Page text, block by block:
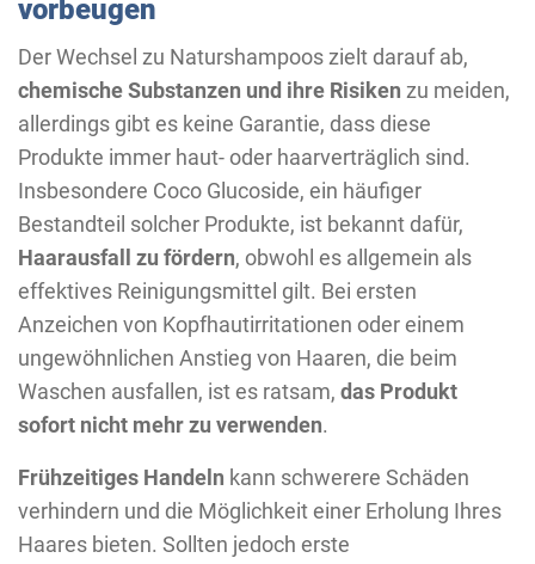
vorbeugen
Der Wechsel zu Naturshampoos zielt darauf ab,
chemische Substanzen und ihre Risiken zu meiden,
allerdings gibt es keine Garantie, dass diese
Produkte immer haut- oder haarverträglich sind.
Insbesondere Coco Glucoside, ein häufiger
Bestandteil solcher Produkte, ist bekannt dafür,
Haarausfall zu fördern, obwohl es allgemein als
effektives Reinigungsmittel gilt. Bei ersten
Anzeichen von Kopfhautirritationen oder einem
ungewöhnlichen Anstieg von Haaren, die beim
Waschen ausfallen, ist es ratsam, das Produkt
sofort nicht mehr zu verwenden.
Frühzeitiges Handeln kann schwerere Schäden
verhindern und die Möglichkeit einer Erholung Ihres
Haares bieten. Sollten jedoch erste